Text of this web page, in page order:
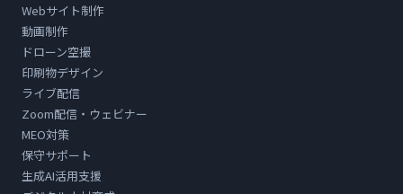
Webサイト制作
動画制作
ドローン空撮
印刷物デザイン
ライブ配信
Zoom配信・ウェビナー
MEO対策
保守サポート
生成AI活用支援